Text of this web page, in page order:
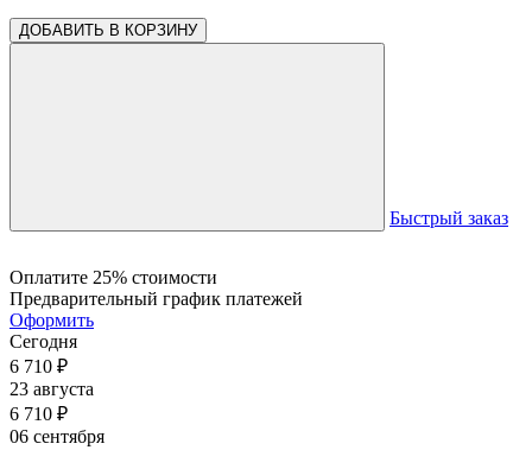
ДОБАВИТЬ В КОРЗИНУ
Быстрый заказ
Оплатите 25% стоимости
Предварительный график платежей
Оформить
Сегодня
6 710 ₽
23 августа
6 710 ₽
06 сентября